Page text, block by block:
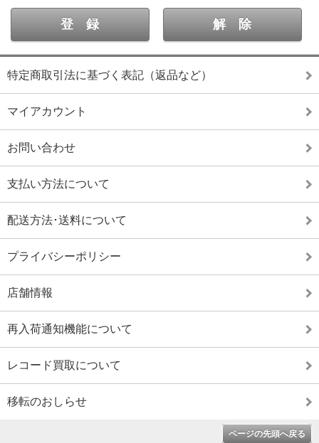
特定商取引法に基づく表記（返品など）
マイアカウント
お問い合わせ
支払い方法について
配送方法･送料について
プライバシーポリシー
店舗情報
再入荷通知機能について
レコード買取について
移転のおしらせ
ページの先頭へ戻る